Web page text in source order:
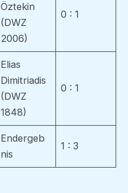
Öztekin
(DWZ
2006)
0 : 1
Elias
Dimitriadis
(DWZ
1848)
0 : 1
Endergeb
nis
1 : 3